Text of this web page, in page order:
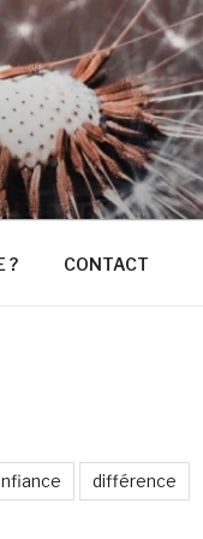
? CONTACT
différence